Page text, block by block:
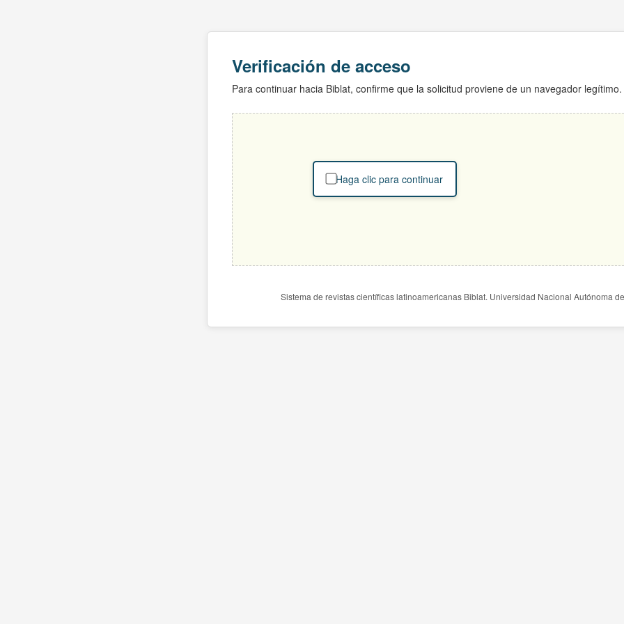
Verificación de acceso
Para continuar hacia Biblat, confirme que la solicitud proviene de un navegador legítimo.
Haga clic para continuar
Sistema de revistas científicas latinoamericanas Biblat. Universidad Nacional Autónoma